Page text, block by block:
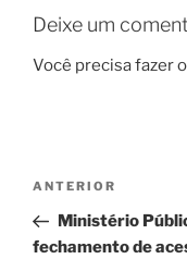
Deixe um
Você precisa fazer o
Navegação
Post
Post
anterior
ANTERIOR
Ministério
fechamento de